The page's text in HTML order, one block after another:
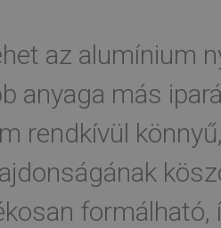
az alumínium
anyaga más
rendkívül